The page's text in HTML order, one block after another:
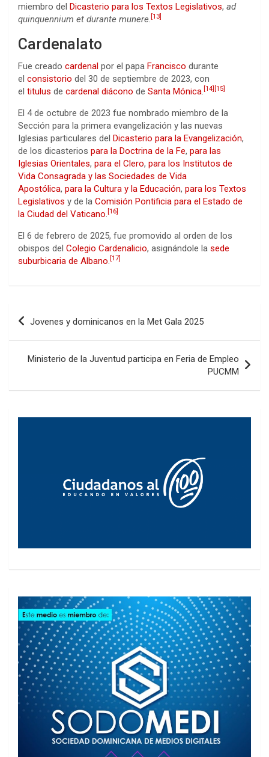
miembro del Dicasterio para los Textos Legislativos, ad
quinquennium et durante munere [13]
Cardenalato
Fue creado cardenal por el papa Francisco durante
el consistorio del 30 de septiembre de 2023, con
el titulus de cardenal diácono de Santa Mónica [14] [15]
El 4 de octubre de 2023 fue nombrado miembro de la
Sección para la primera evangelización y las nuevas
Iglesias particulares del Dicasterio para la Evangelización,
de los dicasterios para la Doctrina de la Fe, para las
Iglesias Orientales, para el Clero, para los Institutos de
Vida Consagrada y las Sociedades de Vida
Apostólica, para la Cultura y la Educación, para los Textos
Legislativos y de la Comisión Pontificia para el Estado de
la Ciudad del Vaticano [16]
El 6 de febrero de 2025, fue promovido al orden de los
obispos del Colegio Cardenalicio, asignándole la sede
suburbicaria de Albano [17]
Navegación
de
Jovenes y dominicanos en la Met Gala 2025
Ministerio de la Juventud participa en Feria de Empleo
PUCMM